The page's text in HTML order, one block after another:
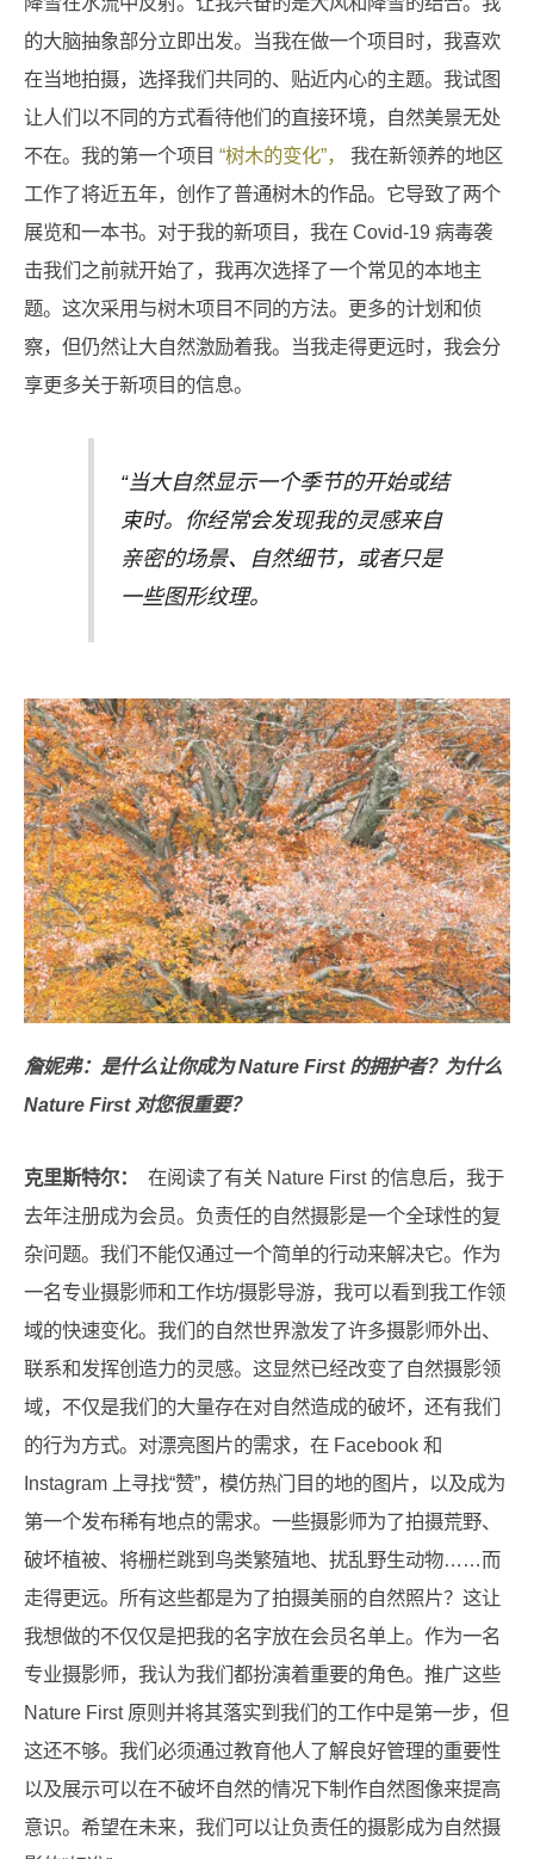
的大脑抽象部分立即出发。当我在做一个项目时，我喜欢
在当地拍摄，选择我们共同的、贴近内心的主题。我试图
让人们以不同的方式看待他们的直接环境，自然美景无处
不在。我的第一个项目 “树木的变化”，
我在新领养的地区
工作了将近五年，创作了普通树木的作品。它导致了两个
展览和一本书。对于我的新项目，我在 Covid-19 病毒袭
击我们之前就开始了，我再次选择了一个常见的本地主
题。这次采用与树木项目不同的方法。更多的计划和侦
察，但仍然让大自然激励着我。当我走得更远时，我会分
享更多关于新项目的信息。
“当大自然显示一个季节的开始或结
束时。你经常会发现我的灵感来自
亲密的场景、自然细节，或者只是
一些图形纹理。
詹妮弗：是什么让你成为 Nature First 的拥护者？为什么
Nature First 对您很重要？
克里斯特尔： 在阅读了有关 Nature First 的信息后，我于
去年注册成为会员。负责任的自然摄影是一个全球性的复
杂问题。我们不能仅通过一个简单的行动来解决它。作为
一名专业摄影师和工作坊/摄影导游，我可以看到我工作领
域的快速变化。我们的自然世界激发了许多摄影师外出、
联系和发挥创造力的灵感。这显然已经改变了自然摄影领
域，不仅是我们的大量存在对自然造成的破坏，还有我们
的行为方式。对漂亮图片的需求，在 Facebook 和
Instagram 上寻找“赞”，模仿热门目的地的图片，以及成为
第一个发布稀有地点的需求。一些摄影师为了拍摄荒野、
破坏植被、将栅栏跳到鸟类繁殖地、扰乱野生动物……而
走得更远。所有这些都是为了拍摄美丽的自然照片？这让
我想做的不仅仅是把我的名字放在会员名单上。作为一名
专业摄影师，我认为我们都扮演着重要的角色。推广这些
Nature First 原则并将其落实到我们的工作中是第一步，但
这还不够。我们必须通过教育他人了解良好管理的重要性
以及展示可以在不破坏自然的情况下制作自然图像来提高
意识。希望在未来，我们可以让负责任的摄影成为自然摄